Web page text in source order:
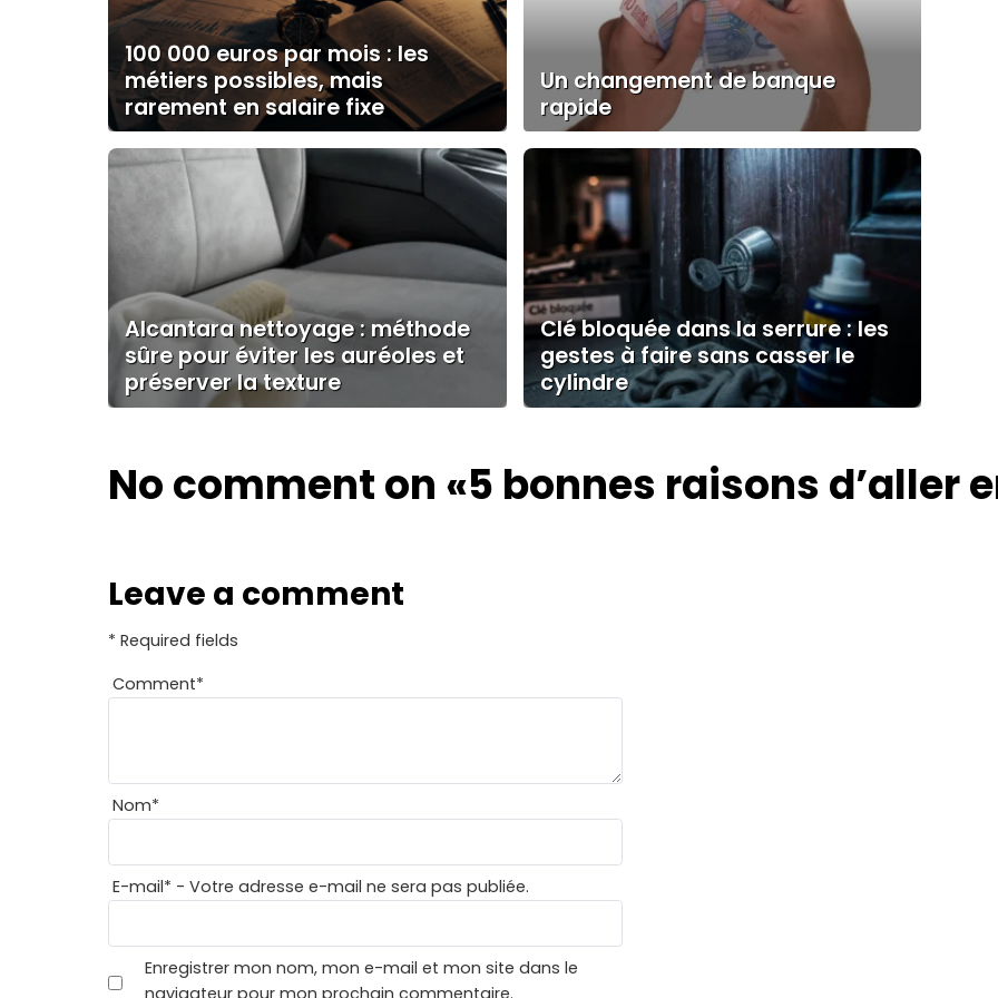
100 000 euros par mois : les
métiers possibles, mais
rarement en salaire fixe
Un changement de banque
rapide
Alcantara nettoyage : méthode
sûre pour éviter les auréoles et
préserver la texture
Clé bloquée dans la serrure : les
gestes à faire sans casser le
cylindre
No comment on «5 bonnes raisons d’aller
Leave a comment
* Required fields
Comment*
Nom*
E-mail* - Votre adresse e-mail ne sera pas publiée.
Enregistrer mon nom, mon e-mail et mon site dans le
navigateur pour mon prochain commentaire.